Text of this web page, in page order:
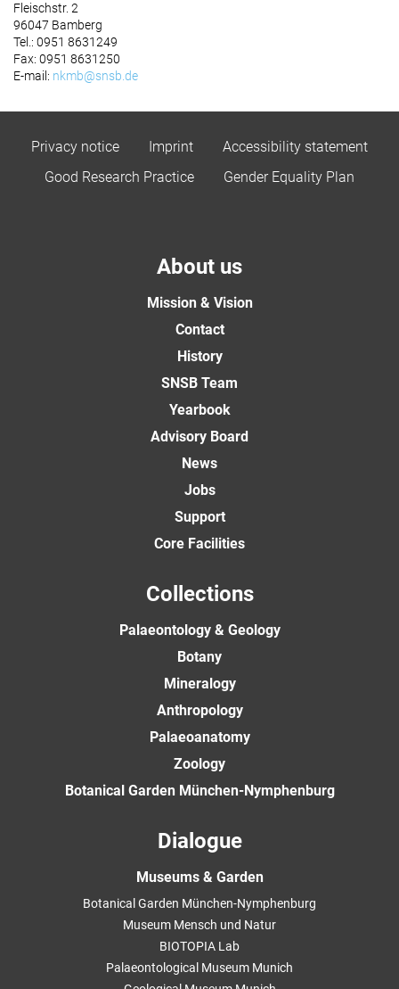
Fleischstr. 2
96047 Bamberg
Tel.: 0951 8631249
Fax: 0951 8631250
E-mail: nkmb@snsb.de
Privacy notice Imprint
Accessibility statement
Good Research Practice
Gender Equality Plan
About us
Mission & Vision
Contact
History
SNSB Team
Yearbook
Advisory Board
News
Jobs
Support
Core Facilities
Collections
Palaeontology & Geology
Botany
Mineralogy
Anthropology
Palaeoanatomy
Zoology
Botanical Garden München-Nymphenburg
Dialogue
Museums & Garden
Botanical Garden München-Nymphenburg
Museum Mensch und Natur
BIOTOPIA Lab
Palaeontological Museum Munich